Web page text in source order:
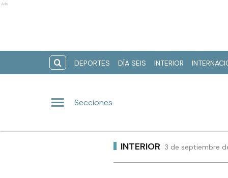
Ads
DEPORTES DÍA SEIS INTERIOR
Secciones
INTERIOR 3 de septiembre